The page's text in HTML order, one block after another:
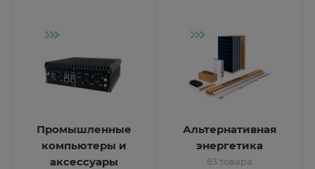
Промышленные
компьютеры и
аксессуары
Альтернативная
энергетика
83 товара